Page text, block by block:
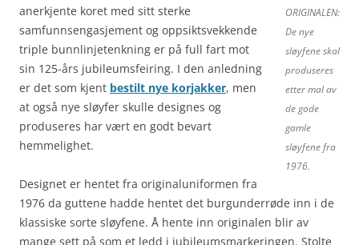
ORIGINALEN:
De nye
sløyfene skal
produseres
etter mal av
de gode
gamle
sløyfene fra
1976.
anerkjente koret med sitt sterke
samfunnsengasjement og oppsiktsvekkende
triple bunnlinjetenkning er på full fart mot
sin 125-års jubileumsfeiring. I den anledning
er det som kjent bestilt nye korjakker, men
at også nye sløyfer skulle designes og
produseres har vært en godt bevart
hemmelighet.
Designet er hentet fra originaluniformen fra
1976 da guttene hadde hentet det burgunderrøde inn i de
klassiske sorte sløyfene. Å hente inn originalen blir av
mange sett på som et ledd i jubileumsmarkeringen. Stolte